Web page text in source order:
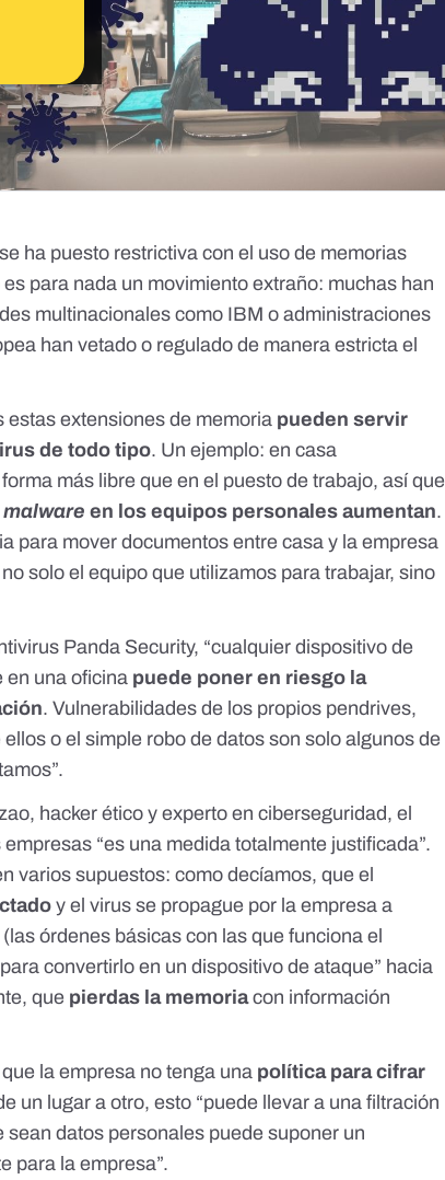
ha puesto restrictiva con el uso de memorias
para nada un movimiento extraño: muchas han
multinacionales como IBM o administraciones
han vetado o regulado de manera estricta el
estas extensiones de memoria pueden servir
de todo tipo. Un ejemplo: en casa
más libre que en el puesto de trabajo, así que
malwareen los equipos personales aumentan.
para mover documentos entre casa y la empresa
solo el equipo que utilizamos para trabajar, sino
Panda Security, “cualquier dispositivo de
en una oficina puede poner en riesgo la
. Vulnerabilidades de los propios pendrives,
o el simple robo de datos son solo algunos de
hacker ético y experto en ciberseguridad, el
“es una medida totalmente justificada”.
varios supuestos: como decíamos, que el
y el virus se propague por la empresa a
(las órdenes básicas con las que funciona el
convertirlo en un dispositivo de ataque” hacia
que pierdas la memoriacon información
la empresa no tenga una política para cifrar
un lugar a otro, esto “puede llevar a una filtración
datos personales puede suponer un
para la empresa”.